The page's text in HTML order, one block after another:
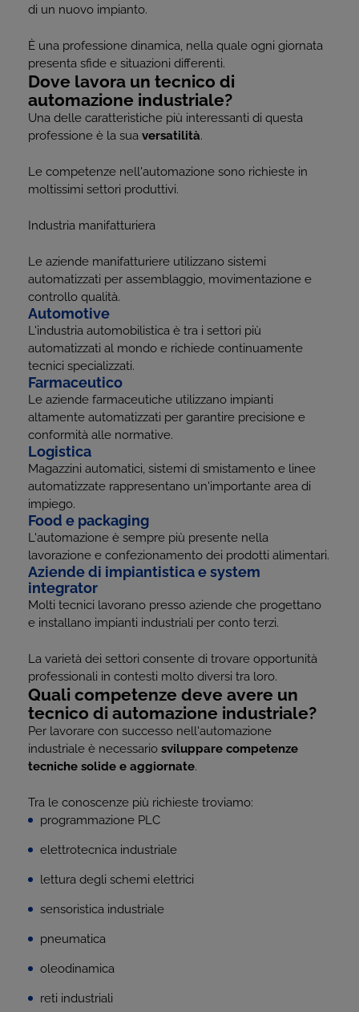
di un nuovo impianto.
È una professione dinamica, nella quale ogni giornata
presenta sfide e situazioni differenti.
Dove lavora un tecnico di
automazione industriale?
Una delle caratteristiche più interessanti di questa
professione è la sua versatilità.
Le competenze nell'automazione sono richieste in
moltissimi settori produttivi.
Industria manifatturiera
Le aziende manifatturiere utilizzano sistemi
automatizzati per assemblaggio, movimentazione e
controllo qualità.
Automotive
L'industria automobilistica è tra i settori più
automatizzati al mondo e richiede continuamente
tecnici specializzati.
Farmaceutico
Le aziende farmaceutiche utilizzano impianti
altamente automatizzati per garantire precisione e
conformità alle normative.
Logistica
Magazzini automatici, sistemi di smistamento e linee
automatizzate rappresentano un'importante area di
impiego.
Food e packaging
L'automazione è sempre più presente nella
lavorazione e confezionamento dei prodotti alimentari.
Aziende di impiantistica e system
integrator
Molti tecnici lavorano presso aziende che progettano
e installano impianti industriali per conto terzi.
La varietà dei settori consente di trovare opportunità
professionali in contesti molto diversi tra loro.
Quali competenze deve avere un
tecnico di automazione industriale?
Per lavorare con successo nell'automazione
industriale è necessario sviluppare competenze
tecniche solide e aggiornate.
Tra le conoscenze più richieste troviamo:
programmazione PLC
elettrotecnica industriale
lettura degli schemi elettrici
sensoristica industriale
pneumatica
oleodinamica
reti industriali